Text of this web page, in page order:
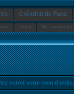
Création de Fans
Profil Se connecter
entrer votre nom